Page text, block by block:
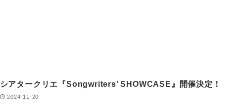
シアタークリエ『Songwriters’ SHOWCASE』開催決定！
2024-11-20